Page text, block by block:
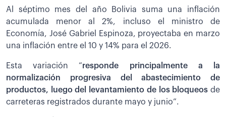
Al séptimo mes del año Bolivia suma una inflación
acumulada menor al 2%, incluso el ministro de
Economía, José Gabriel Espinoza, proyectaba en marzo
una inflación entre el 10 y 14% para el 2026.
Esta variación “responde principalmente a la
normalización progresiva del abastecimiento de
productos, luego del levantamiento de los bloqueos de
carreteras registrados durante mayo y junio”.